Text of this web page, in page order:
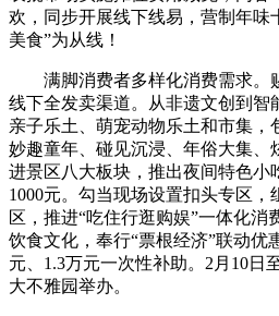
欢，同步开展线下线易，营制年味
美食”为从线！
满脚消费者多样化消费需求。
线下全发卖渠道。从非遗文创到智
亲子乐土、萌宠动物乐土和市集，
妙趣童年、碰见沉浸、年俗大集、
进景区八大板块，推出夜间特色小
1000元。勾当现场设置扣头专区
区，推进“吃住行逛购娱”一体化消
饮食文化，奉行“票根经济”联动优
元、1.3万元一次性补助。2月10日
大不雅园举办。